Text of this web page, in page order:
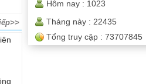
Hôm nay : 1023
Tháng này : 22435
Tổng truy cập : 73707845